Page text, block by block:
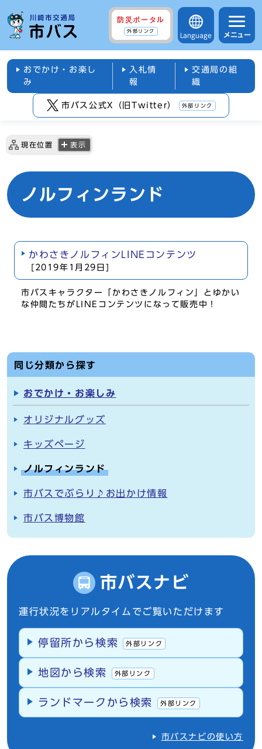
防災ポータル
外部リンク
Language メニュー
おでかけ・お楽し
み
入札情
報
交通局の組
織
市バス公式X（旧Twitter） 外部リンク
現在位置 表示
ノルフィンランド
かわさきノルフィンLINEコンテンツ
[2019年1月29日]
市バスキャラクター「かわさきノルフィン」とゆかい
な仲間たちがLINEコンテンツになって販売中！
同じ分類から探す
おでかけ・お楽しみ
オリジナルグッズ
キッズページ
ノルフィンランド
市バスでぶらり♪お出かけ情報
市バス博物館
市バスナビ
運行状況をリアルタイムでご覧いただけます
停留所から検索 外部リンク
地図から検索 外部リンク
ランドマークから検索 外部リンク
市バスナビの使い方